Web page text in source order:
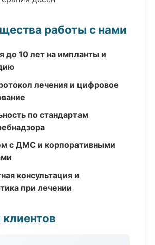
работы с нами
до 10 лет на импланты и
лечения и цифровое
по стандартам
с ДМС и корпоративными
консультация и
при лечении